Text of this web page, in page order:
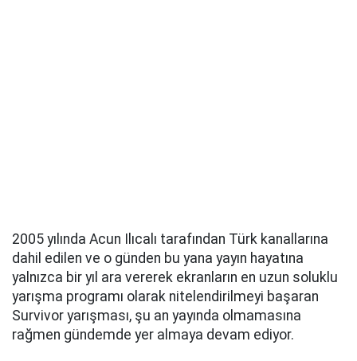
2005 yılında Acun Ilıcalı tarafından Türk kanallarına
dahil edilen ve o günden bu yana yayın hayatına
yalnızca bir yıl ara vererek ekranların en uzun soluklu
yarışma programı olarak nitelendirilmeyi başaran
Survivor yarışması, şu an yayında olmamasına
rağmen gündemde yer almaya devam ediyor.